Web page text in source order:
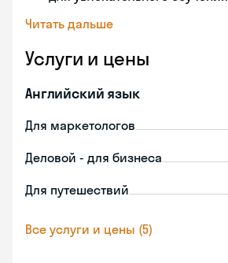
Читать дальше
Услуги и цены
Английский язык
Для маркетологов
Деловой - для бизнеса
Для путешествий
Все услуги и цены (5)